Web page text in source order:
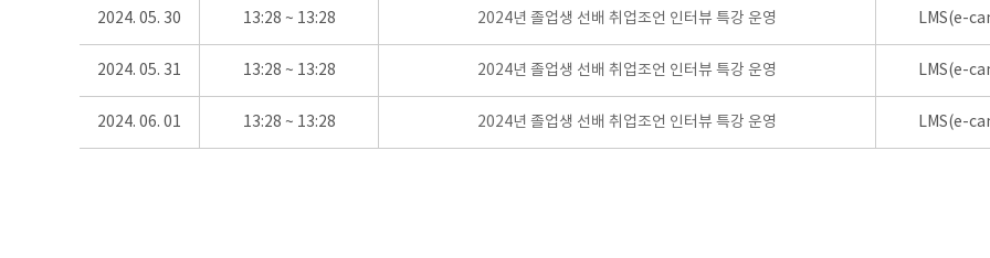
2024. 05. 30 13:28 ~ 13:28 2024년 졸업생 선배 취업조언 인터뷰 특강 운영 LMS(e-
2024. 05. 31 13:28 ~ 13:28 2024년 졸업생 선배 취업조언 인터뷰 특강 운영 LMS(e-
2024. 06. 01 13:28 ~ 13:28 2024년 졸업생 선배 취업조언 인터뷰 특강 운영 LMS(e-